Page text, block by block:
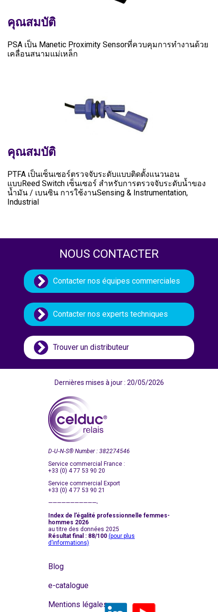
คุณสมบัติ
PSA เป็น Manetic Proximity Sensorที่ควบคุมการทำงานด้วย
เคลื่อนสนามแม่เหล็ก
คุณสมบัติ
PTFA เป็นเซ็นเซอร์ตรวจจับระดับแบบติดตั้งแนวนอน
แบบReed Switch เซ็นเซอร์ สำหรับการตรวจจับระดับน้ำของ
น้ำมัน / เบนซิน การใช้งานSensing & Instrumentation,
Industrial
NOUS CONTACTER
Contacter nos équipes commerciales
Contacter nos experts techniques
Trouver un distributeur
Dernières mises à jour : 20/05/2026
D‑U‑N‑S® Number : 382274546
Service commercial France :
+33 (0) 4 77 53 90 20
Service commercial Export
+33 (0) 4 77 53 90 21
———————————-
Index de l’égalité professionnelle femmes-
hommes 2026
au titre des données 2025
Résultat final : 88/100 (pour plus
d’informations)
Blog
e-catalogue
Mentions légales